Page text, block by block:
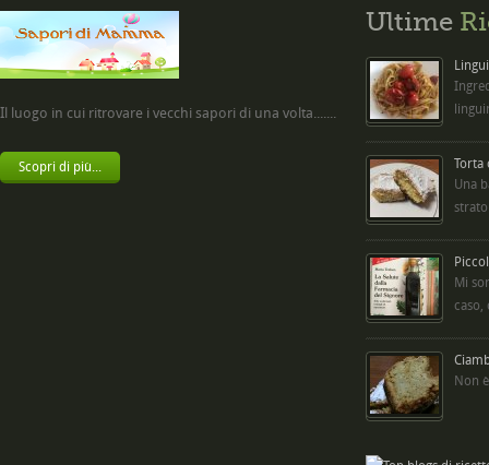
Il luogo in cui ritrovare i vecchi sapori di una volta.......
Scopri di più...
Ultime
Torta
Una
Mi
caso,
Non